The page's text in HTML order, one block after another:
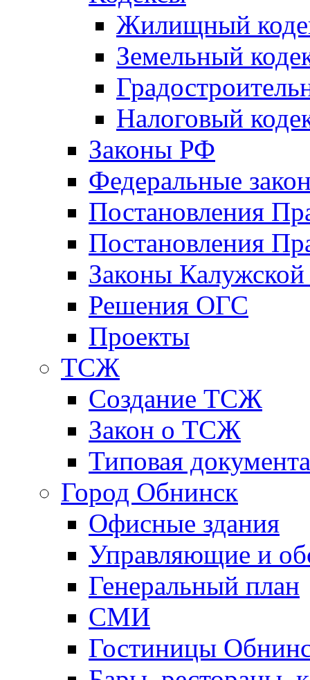
Жилищный
Земельный
Налоговый
Законы РФ
Федеральные
Постановления
Постановления
Законы Калужской
Решения ОГС
Проекты
ТСЖ
Создание ТСЖ
Закон о ТСЖ
Типовая
Город Обнинск
Офисные здания
Управляющие и
Генеральный план
СМИ
Гостиницы